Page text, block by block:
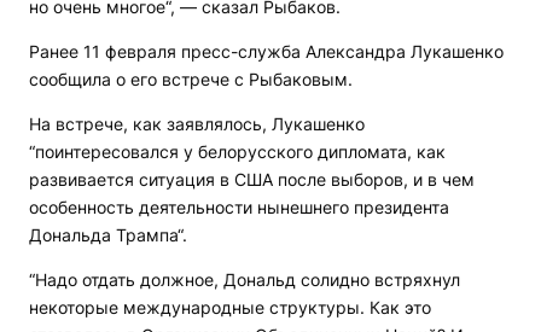
но очень многое“, — сказал Рыбаков.
Ранее 11 февраля пресс-служба Александра Лукашенко
сообщила о его встрече с Рыбаковым.
На встрече, как заявлялось, Лукашенко
“поинтересовался у белорусского дипломата, как
развивается ситуация в США после выборов, и в чем
особенность деятельности нынешнего президента
Дональда Трампа“.
“Надо отдать должное, Дональд солидно встряхнул
некоторые международные структуры. Как это